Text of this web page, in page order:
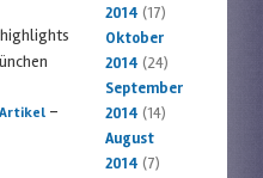
-
2014 (17)
Oktober
2014 (24)
September
2014 (14)
August
2014 (7)